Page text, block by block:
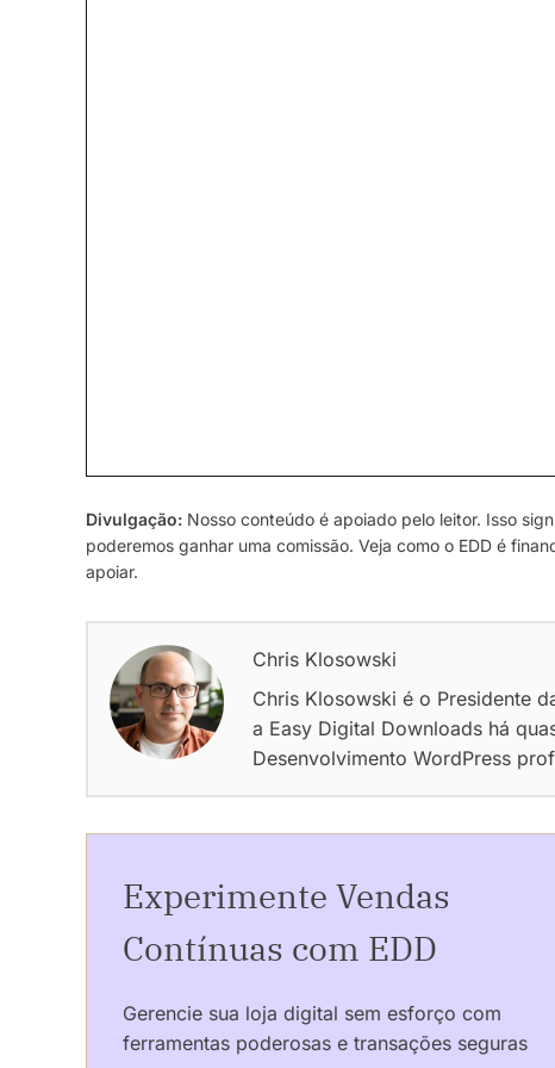
Divulgação: Nosso conteúdo é apoiado pelo leitor. Isso
poderemos ganhar uma comissão. Veja como o EDD é
apoiar.
Chris Klosowski
Chris Klosowski é o Presidente
a Easy Digital Downloads há
Desenvolvimento WordPress
Experimente Vendas
Contínuas com EDD
Gerencie sua loja digital sem esforço com
ferramentas poderosas e transações seguras